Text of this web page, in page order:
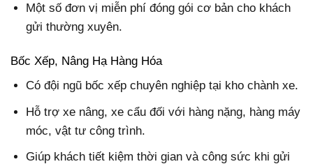
Một số đơn vị miễn phí đóng gói cơ bản cho khách
gửi thường xuyên.
Bốc Xếp, Nâng Hạ Hàng Hóa
Có đội ngũ bốc xếp chuyên nghiệp tại kho chành xe.
Hỗ trợ xe nâng, xe cẩu đối với hàng nặng, hàng máy
móc, vật tư công trình.
Giúp khách tiết kiệm thời gian và công sức khi gửi